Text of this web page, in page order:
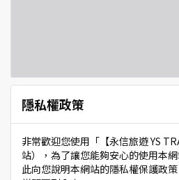
隱私權政策
非常歡迎您使用「【永信旅遊 YS
站），為了讓您能夠安心的使用本
此向您說明本網站的隱私權保護政